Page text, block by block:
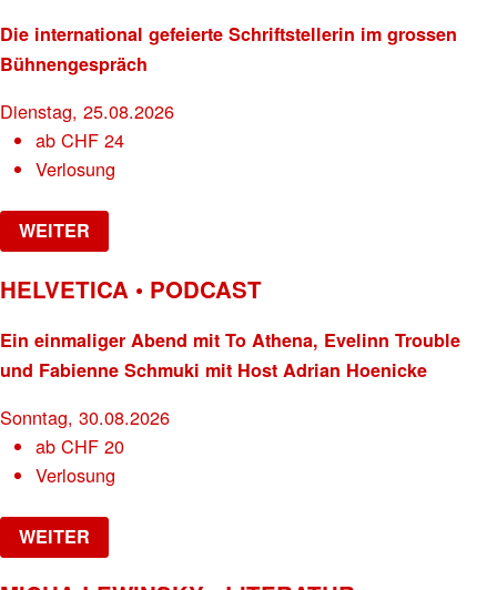
Die international gefeierte Schriftstellerin im grossen
Bühnengespräch
Dienstag, 25.08.2026
abCHF 24
Verlosung
WEITER
HELVETICA • PODCAST
Ein einmaliger Abend mit To Athena, Evelinn Trouble
und Fabienne Schmuki mit Host Adrian Hoenicke
Sonntag, 30.08.2026
abCHF 20
Verlosung
WEITER